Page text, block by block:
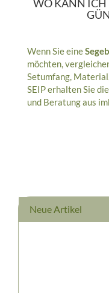
WO KANN ICH
Wenn Sie eine
möchten,
Setumfang,
SEIP erhalten Sie
und Beratung aus
Neue Artikel